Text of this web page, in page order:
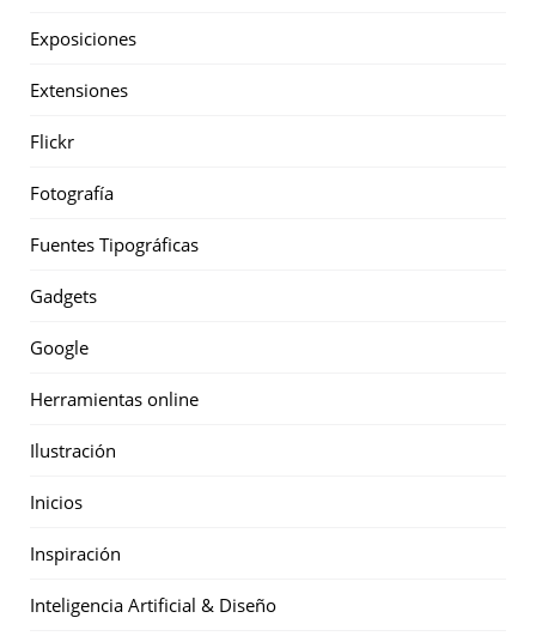
Exposiciones
Extensiones
Flickr
Fotografía
Fuentes Tipográficas
Gadgets
Google
Herramientas online
Ilustración
Inicios
Inspiración
Inteligencia Artificial & Diseño